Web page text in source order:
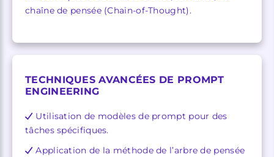
chaîne de pensée (Chain-of-Thought).
TECHNIQUES AVANCÉES DE PROMPT
ENGINEERING
Utilisation de modèles de prompt pour des
tâches spécifiques.
Application de la méthode de l’arbre de pensée